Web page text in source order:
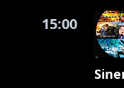
15:00